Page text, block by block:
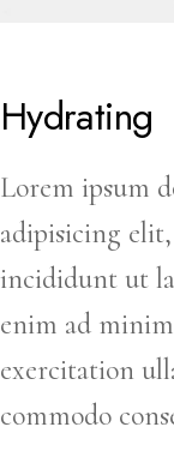
Hydrating
Lorem ipsum
adipisicing
incididunt ut
enim ad
exercitation
commodo